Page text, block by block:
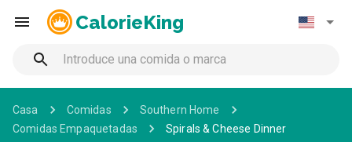
CalorieKing
Casa Comidas
Southern Home
Comidas Empaquetadas
Spirals & Cheese Dinner